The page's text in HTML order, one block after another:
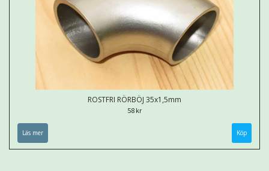
ROSTFRI RÖRBÖJ 35x1,5mm
58 kr
Läs mer